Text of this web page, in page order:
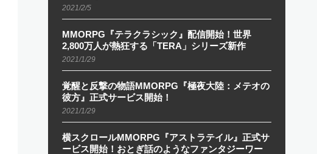
2021/2/5
MMORPG『テラクラシック』配信開始！世界
2,800万人が熱狂する「TERA」シリーズ新作
2021/1/29
覚醒と反撃の物語MMORPG『極夜大陸：メテオの
彼方』正式サービス開始！
2021/1/29
横スクロールMMORPG『アストラテイル』正式サ
ービス開始！おとぎ話のようなファンタジーワー